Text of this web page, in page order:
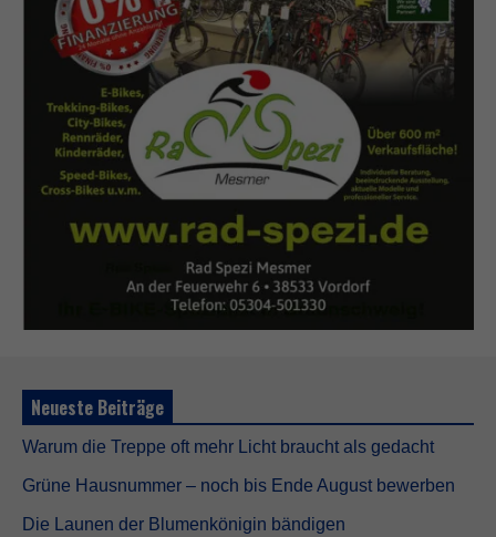
Neueste Beiträge
Warum die Treppe oft mehr Licht braucht als gedacht
Grüne Hausnummer – noch bis Ende August bewerben
Die Launen der Blumenkönigin bändigen